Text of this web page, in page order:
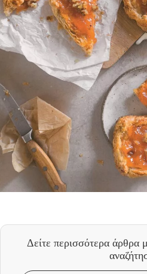
Δείτε περισσότερα άρθρα